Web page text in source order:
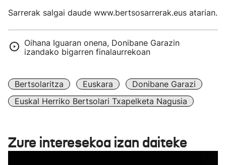
Sarrerak salgai daude www.bertsosarrerak.eus atarian.
Oihana Iguaran onena, Donibane Garazin
izandako bigarren finalaurrekoan
Bertsolaritza Euskara
Donibane Garazi
Euskal Herriko Bertsolari Txapelketa Nagusia
Zure interesekoa izan daiteke